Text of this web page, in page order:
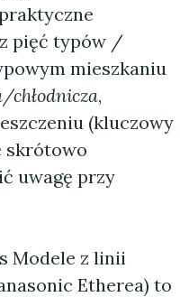
pięć typów /
mieszkaniu
chłodnicza,
(kluczowy
skrótowo
uwagę przy
Modele z linii
Etherea) to